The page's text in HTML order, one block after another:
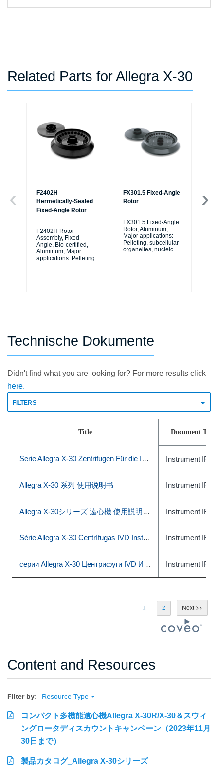
Related Parts for Allegra X-30
F2402H
Hermetically-Sealed
Fixed-Angle Rotor
F2402H Rotor
Assembly, Fixed-
Angle, Bio-certified,
Aluminum; Major
applications: Pelleting
FX301.5 Fixed-Angle
Rotor
FX301.5 Fixed-Angle
Rotor, Aluminum;
Major applications:
Pelleting, subcellular
organelles, nucleic
Technische Dokumente
Didn't find what you are looking for? For more results click
here.
FILTERS
Title Document Type
Serie Allegra X-30 Zentrifugen Für die In-vitro Diagnostik Gebrauchsanweisung Instrument IFU
Allegra X-30 系列 使用说明书 Instrument IFU
Allegra X-30シリーズ 遠心機 使用説明書 (体外診断での使用) Instrument IFU
Série Allegra X-30 Centrífugas IVD Instruções de uso Instrument IFU
серии Allegra X-30 Центрифуги IVD Инструкция по применению Instrument IFU
1 2
Content and Resources
Filter by: Resource Type
コンパクト多機能遠心機Allegra X-30R/X-30＆スウィ
ングロータディスカウントキャンペーン（2023年11月
30日まで）
製品カタログ_Allegra X-30シリーズ